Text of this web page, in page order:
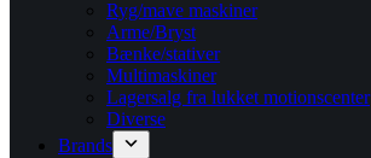
Ryg/mave maskiner
Arme/Bryst
Bænke/stativer
Multimaskiner
Lagersalg fra lukket motionscenter
Diverse
Brands